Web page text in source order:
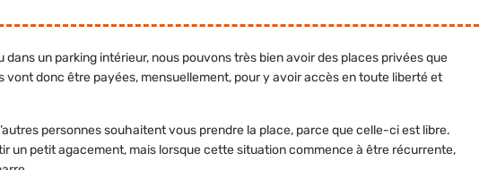
un parking intérieur, nous pouvons très bien avoir des places privées que
vont donc être payées, mensuellement, pour y avoir accès en toute liberté et
personnes souhaitent vous prendre la place, parce que celle-ci est libre.
un petit agacement, mais lorsque cette situation commence à être récurrente,